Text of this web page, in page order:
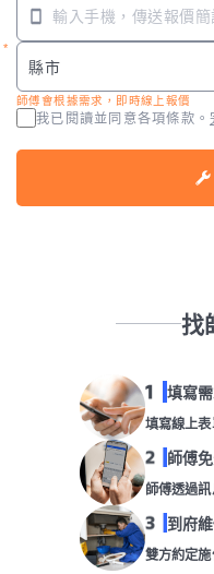
師傅會根據需求，即時線上報價
我已閱讀並同意各項條款。
找
填寫
填寫線上
師傅
師傅透過
到府
雙方約定